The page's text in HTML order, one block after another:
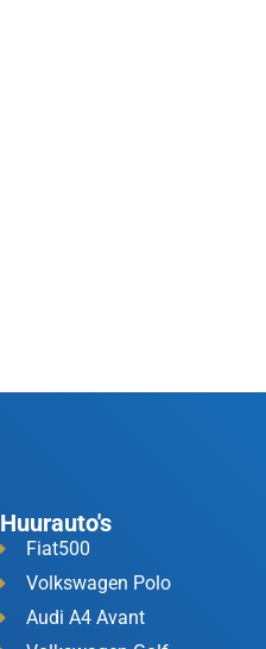
Huurauto's
Fiat500
Volkswagen Polo
Audi A4 Avant